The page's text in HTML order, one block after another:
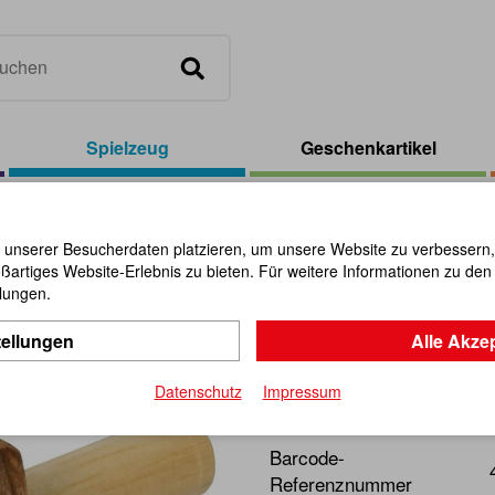
Spielzeug Geschenkartikel
Artikel-Nr.:107451
Ein starkes Froschkonzert!
Barcode-
Referenznummer
Besucherdaten platzieren, um unsere Website zu
Website-Erlebnis zu bieten. Für weitere Informationen zu
Alle
Datenschutz Impressum